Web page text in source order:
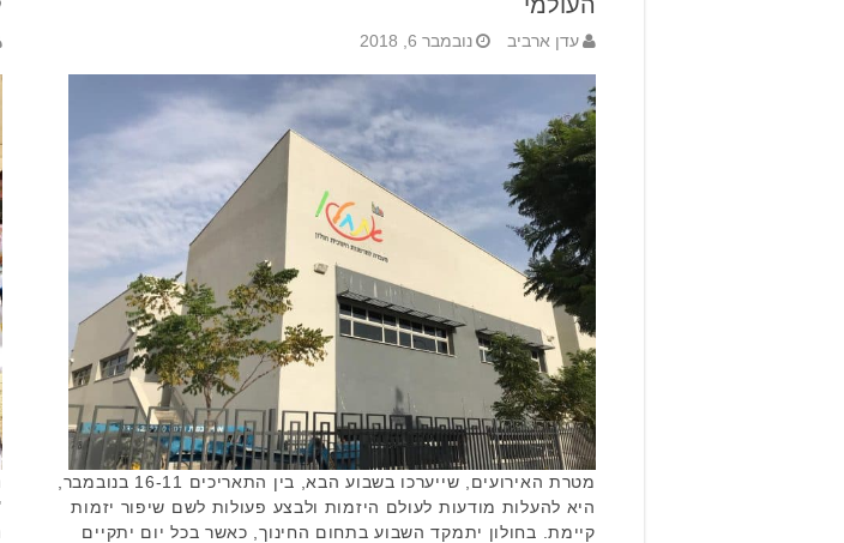
עדן ארביב נובמבר 6, 2018
מטרת האירועים, שייערכו בשבוע הבא, בין התאריכים 16-11 בנובמבר,
היא להעלות מודעות לעולם היזמות ולבצע פעולות לשם שיפור יזמות
קיימת. בחולון יתמקד השבוע בתחום החינוך, כאשר בכל יום יתקיים